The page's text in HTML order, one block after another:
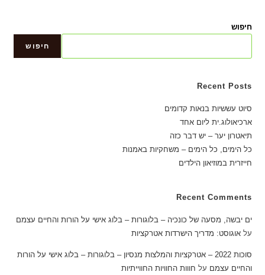
חיפוש
חיפוש
Recent Posts
סיוט עששיות בנאות קדומים
ארכיאולוג.ית ליום אחד
תיאטרון יער – יש דבר כזה
כל הימים, כל הימים – משחקיות באמנות
חייזרית במוזיאון הילדים
Recent Comments
ים יבשה, מסעה של כונכיה – בלוגורות – בלוג אישי על הורות והחיים עצמם
עלאוגוסט: מדריך הישרדות אטרקציות
סוכות 2022 – אטרקציות והמלצות מנסיון – בלוגורות – בלוג אישי על הורות
והחיים עצמם על חווות החוויות החווייתיות